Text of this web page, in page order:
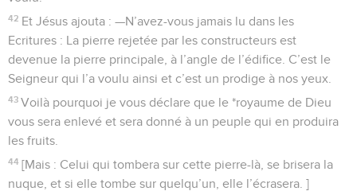
42 Et Jésus ajouta : —N’avez-vous jamais lu dans les
Ecritures : La pierre rejetée par les constructeurs est
devenue la pierre principale, à l’angle de l’édifice. C’est le
Seigneur qui l’a voulu ainsi et c’est un prodige à nos yeux.
43 Voilà pourquoi je vous déclare que le *royaume de Dieu
vous sera enlevé et sera donné à un peuple qui en produira
les fruits.
44 [Mais : Celui qui tombera sur cette pierre-là, se brisera la
nuque, et si elle tombe sur quelqu’un, elle l’écrasera. ]